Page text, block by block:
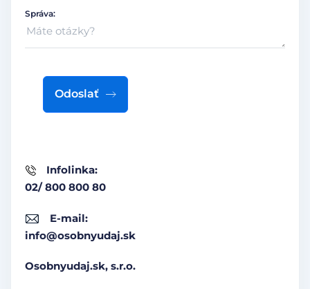
Infolinka:
02/ 800 800 80
E-mail:
info@osobnyudaj.sk
Osobnyudaj.sk, s.r.o.
Správa:
Odoslať